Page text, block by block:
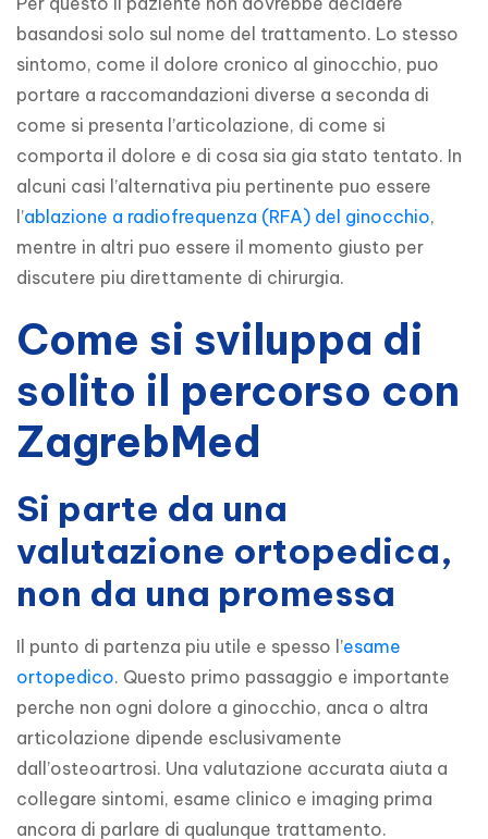
basandosi solo sul nome del trattamento. Lo stesso
sintomo, come il dolore cronico al ginocchio, puo
portare a raccomandazioni diverse a seconda di
come si presenta l’articolazione, di come si
comporta il dolore e di cosa sia gia stato tentato. In
alcuni casi l’alternativa piu pertinente puo essere
l’ablazione a radiofrequenza (RFA) del ginocchio,
mentre in altri puo essere il momento giusto per
discutere piu direttamente di chirurgia.
Come si sviluppa di
solito il percorso con
ZagrebMed
Si parte da una
valutazione ortopedica,
non da una promessa
Il punto di partenza piu utile e spesso l’esame
ortopedico. Questo primo passaggio e importante
perche non ogni dolore a ginocchio, anca o altra
articolazione dipende esclusivamente
dall’osteoartrosi. Una valutazione accurata aiuta a
collegare sintomi, esame clinico e imaging prima
ancora di parlare di qualunque trattamento.